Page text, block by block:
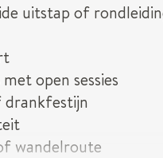
uitstap of
open sessies
wandelroute